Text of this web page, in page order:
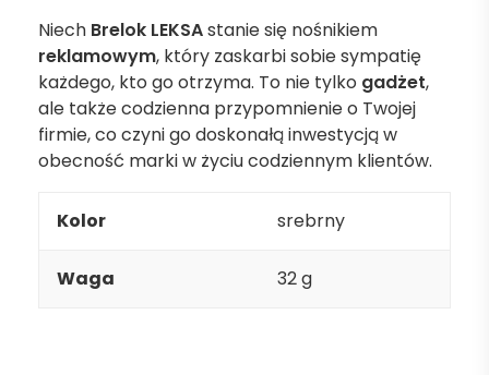
Niech Brelok LEKSAstanie się nośnikiem
reklamowym, który zaskarbi sobie sympatię
każdego, kto go otrzyma. To nie tylko gadżet,
ale także codzienna przypomnienie o Twojej
firmie, co czyni go doskonałą inwestycją w
obecność marki w życiu codziennym klientów.
Kolor srebrny
Waga 32 g